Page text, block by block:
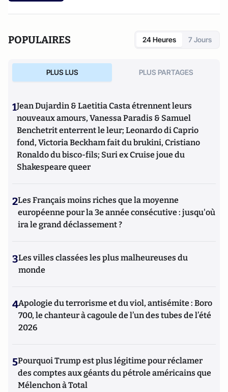
POPULAIRES 24 Heures 7 Jours
PLUS LUS PLUS PARTAGES
1Jean Dujardin & Laetitia Casta étrennent leurs
nouveaux amours, Vanessa Paradis & Samuel
Benchetrit enterrent le leur; Leonardo di Caprio
fond, Victoria Beckham fait du brukini, Cristiano
Ronaldo du bisco-fils; Suri ex Cruise joue du
Shakespeare queer
2Les Français moins riches que la moyenne
européenne pour la 3e année consécutive : jusqu'où
ira le grand déclassement ?
3Les villes classées les plus malheureuses du
monde
4Apologie du terrorisme et du viol, antisémite : Boro
700, le chanteur à cagoule de l’un des tubes de l’été
2026
5Pourquoi Trump est plus légitime pour réclamer
des comptes aux géants du pétrole américains que
Mélenchon à Total